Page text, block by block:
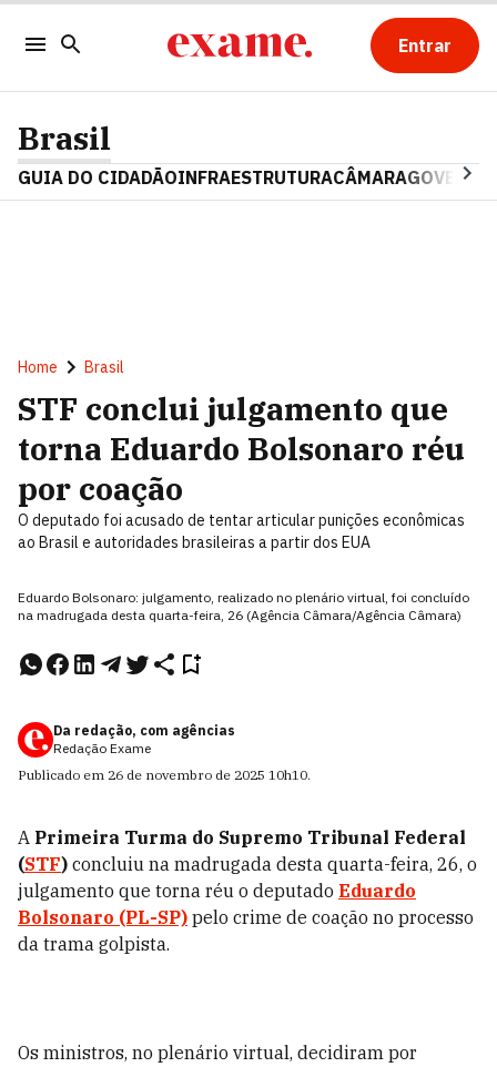
Entrar
Brasil
GUIA DO CIDADÃOINFRAESTRUTURACÂMARAGOVERNO
Home Brasil
STF conclui julgamento que
torna Eduardo Bolsonaro réu
por coação
O deputado foi acusado de tentar articular punições econômicas
ao Brasil e autoridades brasileiras a partir dos EUA
Eduardo Bolsonaro: julgamento, realizado no plenário virtual, foi concluído
na madrugada desta quarta-feira, 26 (Agência Câmara/Agência Câmara)
Da redação, com agências
Redação Exame
Publicado em 26 de novembro de 2025 10h10.
A Primeira Turma do Supremo Tribunal Federal
(STF) concluiu na madrugada desta quarta-feira, 26, o
julgamento que torna réu o deputado Eduardo
Bolsonaro (PL-SP) pelo crime de coação no processo
da trama golpista.
Os ministros, no plenário virtual, decidiram por